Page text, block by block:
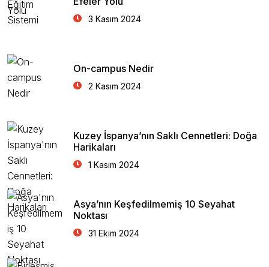
3 Kasım 2024
On-campus Nedir
2 Kasım 2024
Kuzey İspanya’nın Saklı Cennetleri: Doğa
Harikaları
1 Kasım 2024
Asya’nın Keşfedilmemiş 10 Seyahat
Noktası
31 Ekim 2024